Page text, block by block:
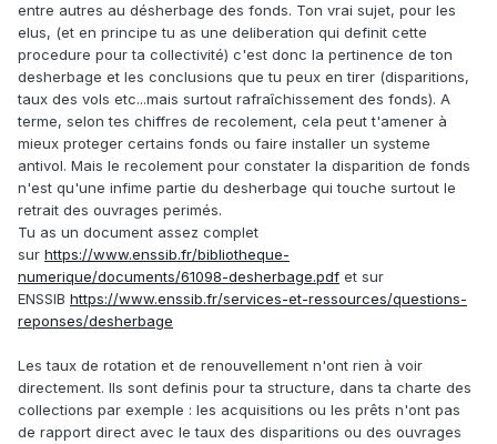
entre autres au désherbage des fonds. Ton vrai sujet, pour les
elus, (et en principe tu as une deliberation qui definit cette
procedure pour ta collectivité) c'est donc la pertinence de ton
desherbage et les conclusions que tu peux en tirer (disparitions,
taux des vols etc...mais surtout rafraîchissement des fonds). A
terme, selon tes chiffres de recolement, cela peut t'amener à
mieux proteger certains fonds ou faire installer un systeme
antivol. Mais le recolement pour constater la disparition de fonds
n'est qu'une infime partie du desherbage qui touche surtout le
retrait des ouvrages perimés.
Tu as un document assez complet
sur https://www.enssib.fr/bibliotheque-
numerique/documents/61098-desherbage.pdf et sur
ENSSIB https://www.enssib.fr/services-et-ressources/questions-
reponses/desherbage
Les taux de rotation et de renouvellement n'ont rien à voir
directement. Ils sont definis pour ta structure, dans ta charte des
collections par exemple : les acquisitions ou les prêts n'ont pas
de rapport direct avec le taux des disparitions ou des ouvrages